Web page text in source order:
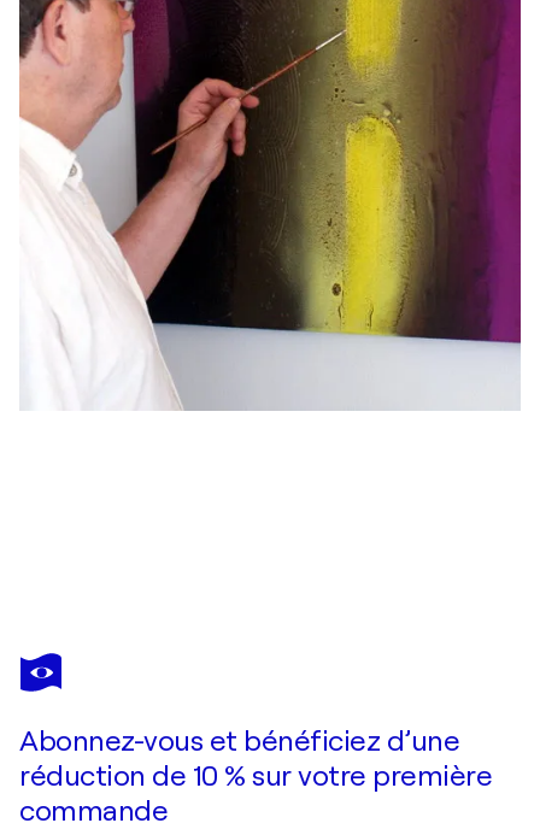
ARNOLD LIVINGSTONE
CARAIBES
Abonnez-vous et bénéficiez d’une
réduction de 10 % sur votre première
commande